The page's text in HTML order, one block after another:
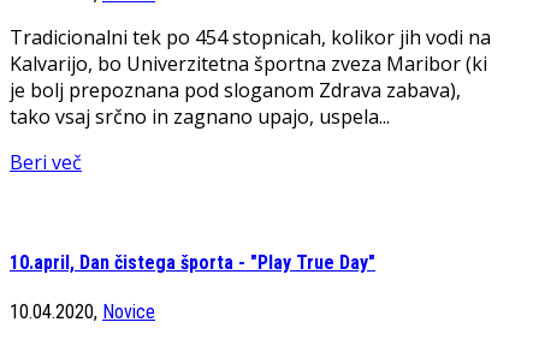
Tradicionalni tek po 454 stopnicah, kolikor jih vodi na
Kalvarijo, bo Univerzitetna športna zveza Maribor (ki
je bolj prepoznana pod sloganom Zdrava zabava),
tako vsaj srčno in zagnano upajo, uspela...
Beri več
10.april, Dan čistega športa - "Play True Day"
10.04.2020, Novice